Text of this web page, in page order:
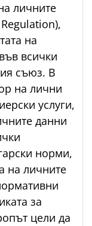
личните
,
на
всички
съюз. В
на лични
услуги,
данни
норми,
на личните
за
цели да